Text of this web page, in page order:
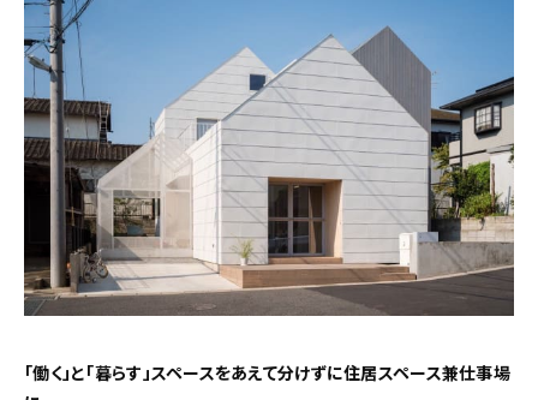
「働く」と「暮らす」スペースをあえて分けずに住居スペース兼仕事場